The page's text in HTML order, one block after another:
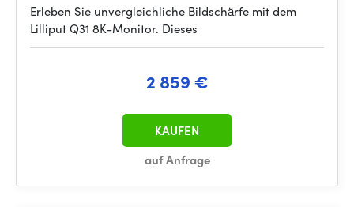
Erleben Sie unvergleichliche Bildschärfe mit dem
Lilliput Q31 8K-Monitor. Dieses
2 859 €
auf Anfrage
KAUFEN